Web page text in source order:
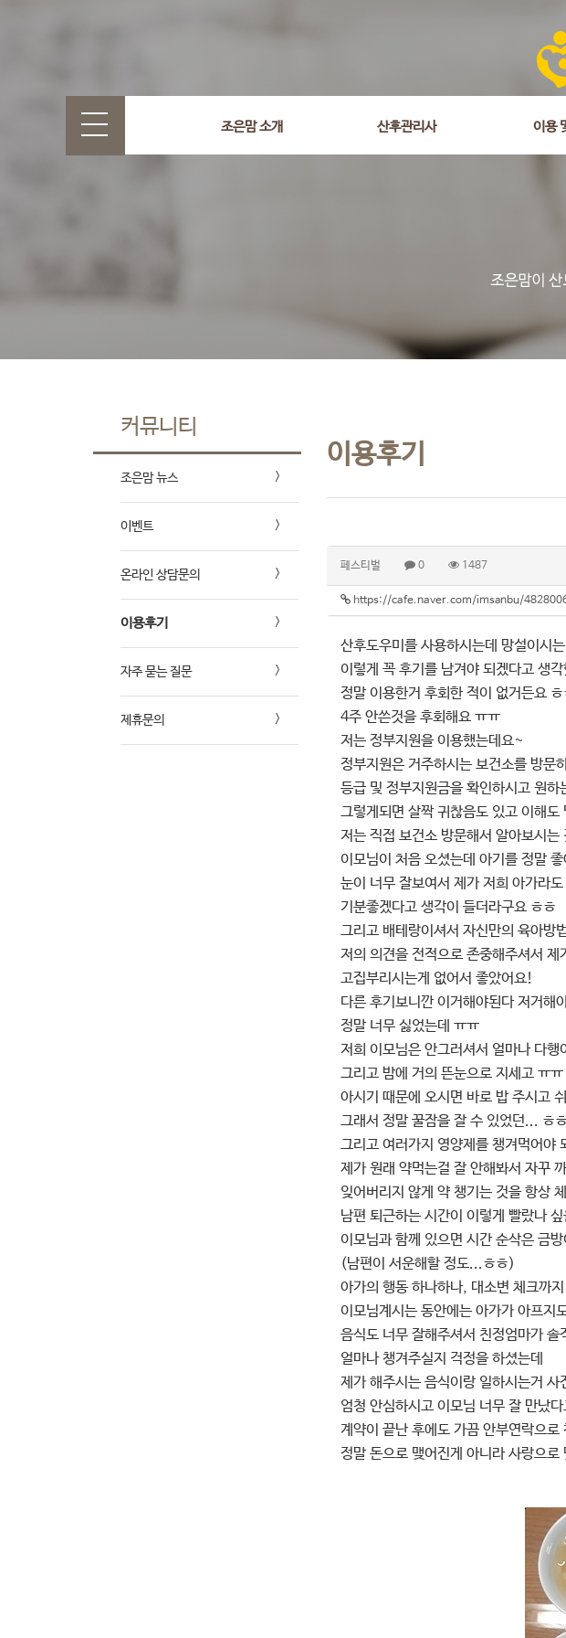
조은맘 소개 산후관리사 이용
select wr_id, wr_subject from g5_write_m05_04 where wr_is_comment = 0 and
커뮤니티
조은맘 뉴스
이벤트
온라인 상담문의
이용후기
자주 묻는 질문
제휴문의
이용후기
페스티벌 0 1487
https://cafe.naver.com/imsanbu/
산후도우미를 사용하시는데 망설이시
이렇게 꼭 후기를 남겨야 되겠다고 생
정말 이용한거 후회한 적이 없거든요 ㅎ
4주 안쓴것을 후회해요 ㅠㅠ
저는 정부지원을 이용했는데요~
정부지원은 거주하시는 보건소를 방문
등급 및 정부지원금을 확인하시고 원하
그렇게되면 살짝 귀찮음도 있고 이해도
저는 직접 보건소 방문해서 알아보시
이모님이 처음 오셨는데 아기를 정말 좋
눈이 너무 잘보여서 제가 저희 아가라도
기분좋겠다고 생각이 들더라구요 ㅎㅎ
그리고 배테랑이셔서 자신만의 육아방
저의 의견을 전적으로 존중해주셔서
고집부리시는게 없어서 좋았어요!
다른 후기보니깐 이거해야된다 저거해
정말 너무 싫었는데 ㅠㅠ
저희 이모님은 안그러셔서 얼마나 다행
그리고 밤에 거의 뜬눈으로 지세고 ㅠ
아시기 때문에 오시면 바로 밥 주시고
그래서 정말 꿀잠을 잘 수 있었던... ㅎ
그리고 여러가지 영양제를 챙겨먹어야
제가 원래 약먹는걸 잘 안해봐서 자꾸
잊어버리지 않게 약 챙기는 것을 항상
남편 퇴근하는 시간이 이렇게 빨랐나
이모님과 함께 있으면 시간 순삭은 금
(남편이 서운해할 정도...ㅎㅎ)
아가의 행동 하나하나, 대소변 체크까
이모님계시는 동안에는 아가가 아프지
음식도 너무 잘해주셔서 친정엄마가
얼마나 챙겨주실지 걱정을 하셨는데
제가 해주시는 음식이랑 일하시는거 사
엄청 안심하시고 이모님 너무 잘 만났
계약이 끝난 후에도 가끔 안부연락으
정말 돈으로 맺어진게 아니라 사랑으